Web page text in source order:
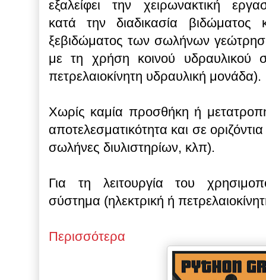
εξαλείφει την χειρωνακτική
κατά την διαδικασία βιδώματος
ξεβιδώματος των σωλήνων
με τη χρήση κοινού υδραυλικού
πετρελαιοκίνητη υδραυλική μονάδα).
Χωρίς καμία προσθήκη ή
αποτελεσματικότητα και σε
σωλήνες διυλιστηρίων, κλπ).
Για τη λειτουργία του
σύστημα (ηλεκτρική ή
Περισσότερα